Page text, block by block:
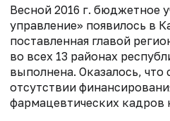
Весной 2016 г. бюджетное
управление» появилось в
поставленная главой
во всех 13 районах
выполнена. Оказалось, что
отсутствии
фармацевтических кадров